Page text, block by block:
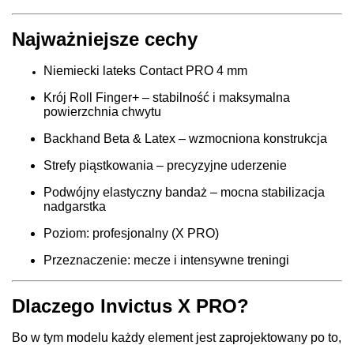
Najważniejsze cechy
Niemiecki lateks Contact PRO 4 mm
Krój Roll Finger+ – stabilność i maksymalna
powierzchnia chwytu
Backhand Beta & Latex – wzmocniona konstrukcja
Strefy piąstkowania – precyzyjne uderzenie
Podwójny elastyczny bandaż – mocna stabilizacja
nadgarstka
Poziom: profesjonalny (X PRO)
Przeznaczenie: mecze i intensywne treningi
Dlaczego Invictus X PRO?
Bo w tym modelu każdy element jest zaprojektowany po to,